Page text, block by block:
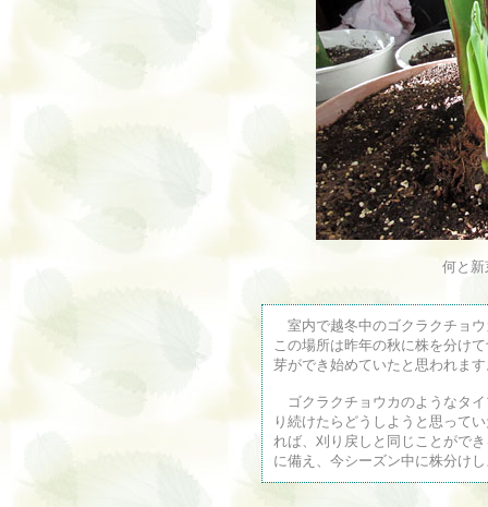
何と新
室内で越冬中のゴクラクチョ
この場所は昨年の秋に株を分け
芽ができ始めていたと思われま
ゴクラクチョウカのようなタ
り続けたらどうしようと思って
れば、刈り戻しと同じことがで
に備え、今シーズン中に株分け